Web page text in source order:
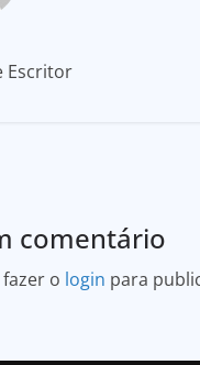
Escritor
comentário
o login para